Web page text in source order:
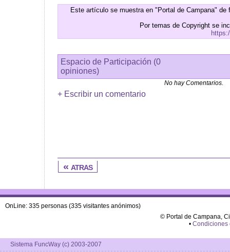
Este artículo se muestra en "Portal de Campana"
Por temas de Copyright se
Espacio de Participación (0
opiniones)
No hay Comentarios.
+ Escribir un comentario
« atras
OnLine: 335 personas (335 visitantes anónimos)
© Portal de Campana,
• Condiciones
Sistema FuncWay (c) 2003-2007